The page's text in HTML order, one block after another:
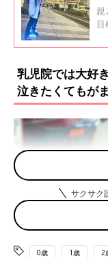
親
夫
で
と
つ
乳児院では大好
泣きたくてもが
サクサク
0歳 1歳 2